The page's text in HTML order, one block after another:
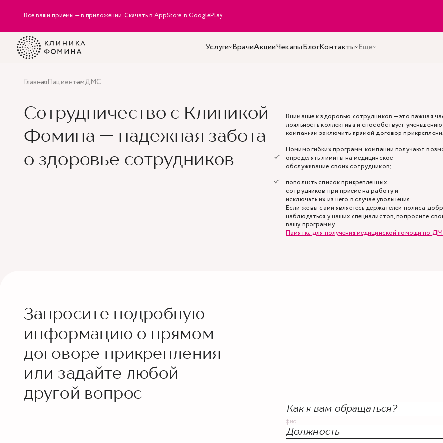
Все ваши приемы — в приложении. Скачать в AppStore, в GooglePlay.
Услуги ВрачиАкцииЧекапыБлогКонтакты Еще
ГлавнаяПациентамДМС
Сотрудничество с Клиникой
Фомина — надежная забота
о здоровье сотрудников
Внимание к здоровью сотрудников — это важная
лояльность коллектива и способствует
компаниям заключить прямой договор
Помимо гибких программ, компании получают
определять лимиты на медицинское
обслуживание своих сотрудников;
пополнять список прикрепленных
сотрудников при приеме на работу и
исключать их из него в случае увольнения.
Если же вы сами являетесь держателем полиса
наблюдаться у наших специалистов, попросите
вашу программу.
Памятка для получения медицинской помощи по
Запросите подробную
информацию о прямом
договоре прикрепления
или задайте любой
другой вопрос
фио